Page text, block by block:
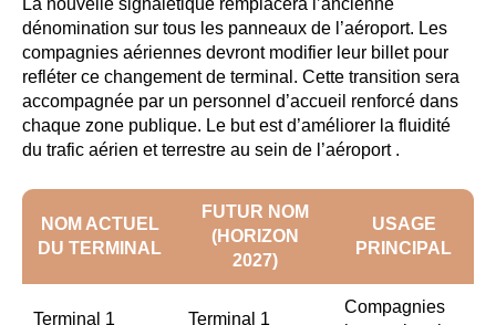
La nouvelle signalétique remplacera l’ancienne
dénomination sur tous les panneaux de l’aéroport. Les
compagnies aériennes devront modifier leur billet pour
refléter ce changement de terminal. Cette transition sera
accompagnée par un personnel d’accueil renforcé dans
chaque zone publique. Le but est d’améliorer la fluidité
du trafic aérien et terrestre au sein de l’aéroport .
NOM ACTUEL
DU TERMINAL
FUTUR NOM
(HORIZON
2027)
USAGE
PRINCIPAL
Terminal 1 Terminal 1
Compagnies